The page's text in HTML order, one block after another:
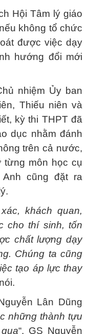
Hội Tâm lý giáo
không tổ chức
được việc dạy
hướng đổi mới
nhiệm Ủy ban
Thiếu niên và
kỳ thi THPT đã
dục nhằm đánh
trên cả nước,
từng môn học cụ
cũng đặt ra
khách quan,
cho thí sinh, tốn
chất lượng dạy
Chúng ta cũng
tạo áp lực thay
Lân Dũng
những thành tựu
“, GS Nguyễn